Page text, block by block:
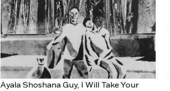
Ayala Shoshana Guy, I Will Take Your